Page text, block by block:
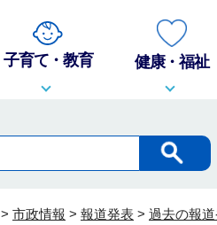
子育て・教育 健康・福祉
> 市政情報 > 報道発表 > 過去の報